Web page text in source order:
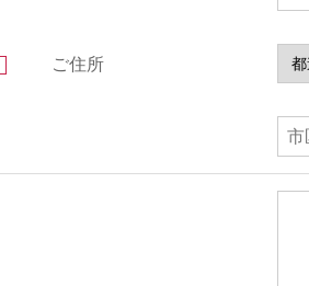
ご住所